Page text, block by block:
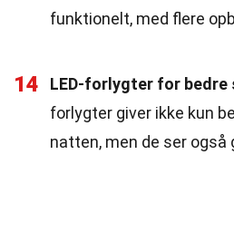
funktionelt, med flere
14 LED-forlygter for bedre
forlygter giver ikke kun
natten, men de ser også